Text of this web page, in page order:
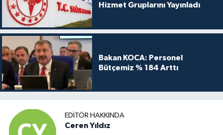
Hizmet Gruplarını Yayınladı
Bakan KOCA: Personel
Bütçemiz % 184 Arttı
EDITÖR HAKKINDA
Ceren Yıldız